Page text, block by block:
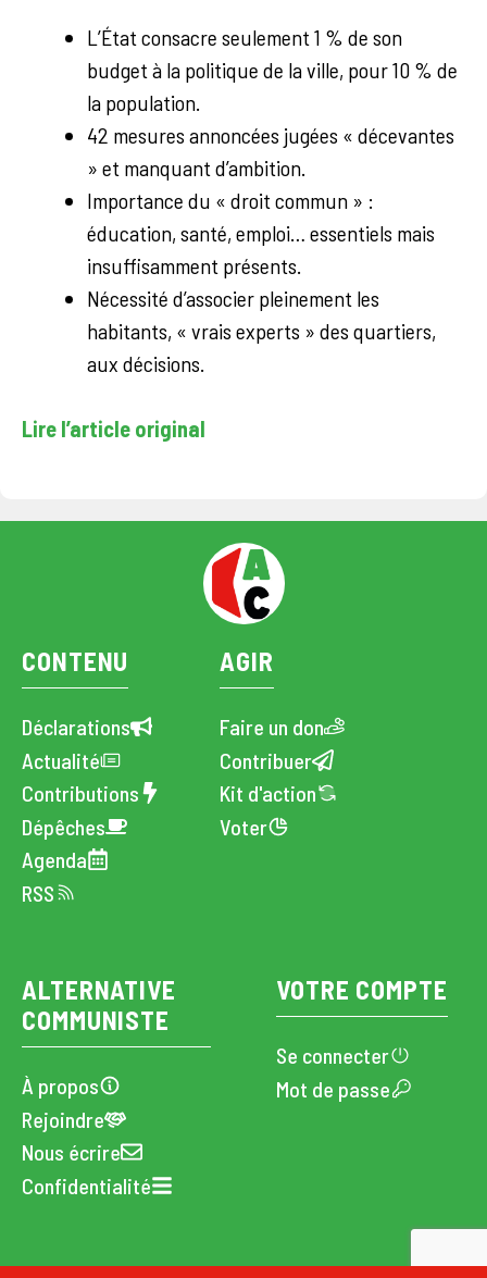
L’État consacre seulement 1 % de son
budget à la politique de la ville, pour 10 % de
la population.
42 mesures annoncées jugées « décevantes
» et manquant d’ambition.
Importance du « droit commun » :
éducation, santé, emploi… essentiels mais
insuffisamment présents.
Nécessité d’associer pleinement les
habitants, « vrais experts » des quartiers,
aux décisions.
Lire l’article original
CONTENU
Déclarations
Actualité
Contributions
Dépêches
Agenda
RSS
AGIR
Faire un don
Contribuer
Kit d'action
Voter
ALTERNATIVE
COMMUNISTE
À propos
Rejoindre
Nous écrire
Confidentialité
VOTRE COMPTE
Se connecter
Mot de passe